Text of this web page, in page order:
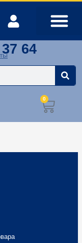
64
0